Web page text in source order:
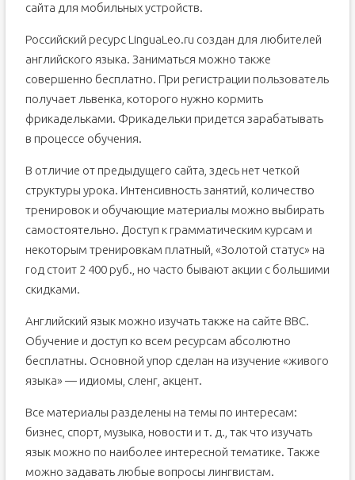
сайта для мобильных устройств.
Российский ресурс LinguaLeo.ru создан для любителей
английского языка. Заниматься можно также
совершенно бесплатно. При регистрации пользователь
получает львенка, которого нужно кормить
фрикадельками. Фрикадельки придется зарабатывать
в процессе обучения.
В отличие от предыдущего сайта, здесь нет четкой
структуры урока. Интенсивность занятий, количество
тренировок и обучающие материалы можно выбирать
самостоятельно. Доступ к грамматическим курсам и
некоторым тренировкам платный, «Золотой статус» на
год стоит 2 400 руб., но часто бывают акции с большими
скидками.
Английский язык можно изучать также на сайте ВВС.
Обучение и доступ ко всем ресурсам абсолютно
бесплатны. Основной упор сделан на изучение «живого
языка» — идиомы, сленг, акцент.
Все материалы разделены на темы по интересам:
бизнес, спорт, музыка, новости и т. д., так что изучать
язык можно по наиболее интересной тематике. Также
можно задавать любые вопросы лингвистам.